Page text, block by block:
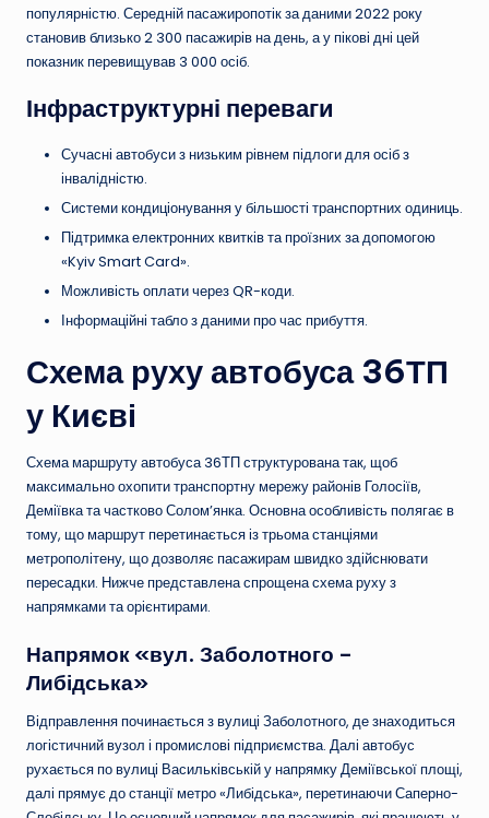
популярністю. Середній пасажиропотік за даними 2022 року
становив близько 2 300 пасажирів на день, а у пікові дні цей
показник перевищував 3 000 осіб.
Інфраструктурні переваги
Сучасні автобуси з низьким рівнем підлоги для осіб з
інвалідністю.
Системи кондиціонування у більшості транспортних одиниць.
Підтримка електронних квитків та проїзних за допомогою
«Kyiv Smart Card».
Можливість оплати через QR-коди.
Інформаційні табло з даними про час прибуття.
Схема руху автобуса 36ТП
у Києві
Схема маршруту автобуса 36ТП структурована так, щоб
максимально охопити транспортну мережу районів Голосіїв,
Деміївка та частково Солом’янка. Основна особливість полягає в
тому, що маршрут перетинається із трьома станціями
метрополітену, що дозволяє пасажирам швидко здійснювати
пересадки. Нижче представлена спрощена схема руху з
напрямками та орієнтирами.
Напрямок «вул. Заболотного –
Либідська»
Відправлення починається з вулиці Заболотного, де знаходиться
логістичний вузол і промислові підприємства. Далі автобус
рухається по вулиці Васильківській у напрямку Деміївської площі,
далі прямує до станції метро «Либідська», перетинаючи Саперно-